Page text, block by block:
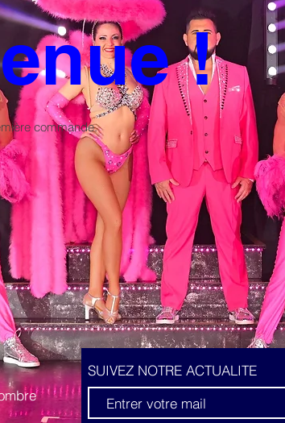
!
commande.
SUIVEZ NOTRE ACTUALITE